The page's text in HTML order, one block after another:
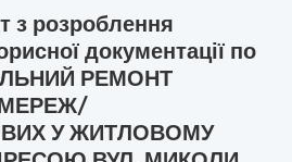
з розроблення
документації по
РЕМОНТ
У ЖИТЛОВОМУ